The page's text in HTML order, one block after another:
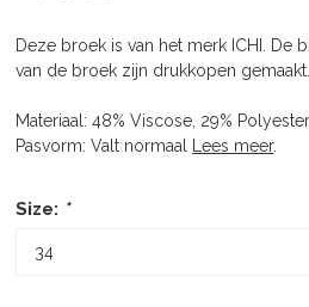
Deze broek is van het merk ICHI. De
van de broek zijn drukkopen
Materiaal: 48% Viscose, 29%
Pasvorm: Valt normaal
Lees meer.
Size: *